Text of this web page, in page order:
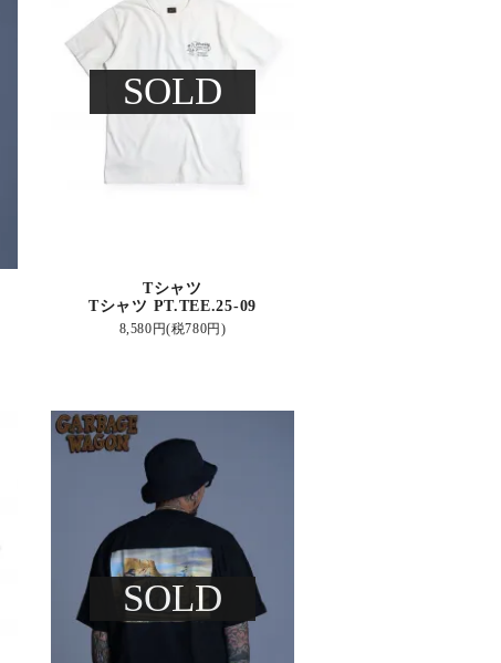
SOLD
Tシャツ
Tシャツ PT.TEE.25-09
8,580円(税780円)
SOLD